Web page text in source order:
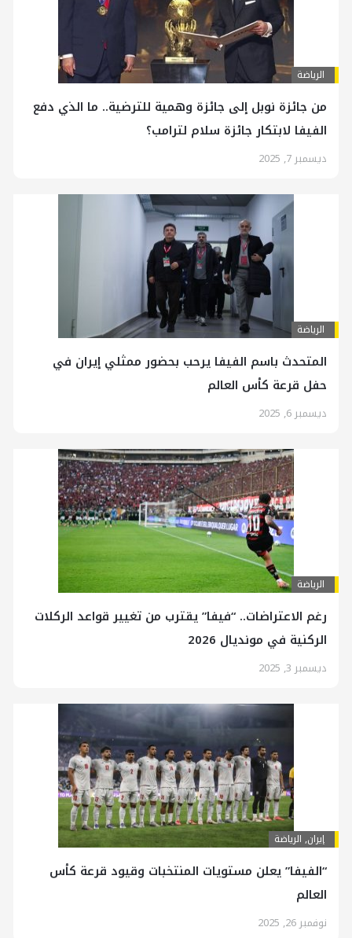
الرياضة
من جائزة نوبل إلى جائزة وهمیة للترضية.. ما الذي دفع
الفيفا لابتكار جائزة سلام لترامب؟
ديسمبر 7, 2025
الرياضة
المتحدث باسم الفيفا يرحب بحضور ممثلي إيران في
حفل قرعة كأس العالم
ديسمبر 6, 2025
الرياضة
رغم الاعتراضات.. “فيفا” يقترب من تغيير قواعد الركلات
الركنية في مونديال 2026
ديسمبر 3, 2025
إيران, الرياضة
“الفيفا” يعلن مستويات المنتخبات وقيود قرعة كأس
العالم
نوفمبر 26, 2025